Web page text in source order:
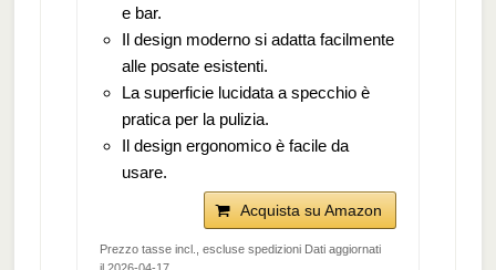
e bar.
Il design moderno si adatta facilmente
alle posate esistenti.
La superficie lucidata a specchio è
pratica per la pulizia.
Il design ergonomico è facile da
usare.
Acquista su Amazon
Prezzo tasse incl., escluse spedizioni Dati aggiornati